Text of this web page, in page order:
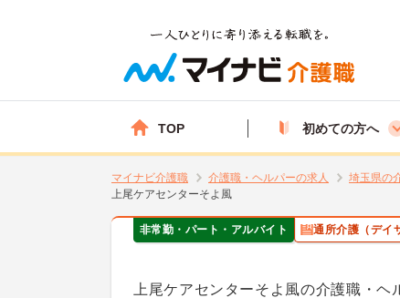
TOP 初めての方へ
マイナビ介護職 介護職・ヘルパーの求人 埼玉県の
上尾ケアセンターそよ風
非常勤・パート・アルバイト 通所介護（デイ
上尾ケアセンターそよ風の介護職・ヘ